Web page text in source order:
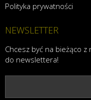
Polityka prywatności
NEWSLETTER
Chcesz być na bieżąco
do newslettera!